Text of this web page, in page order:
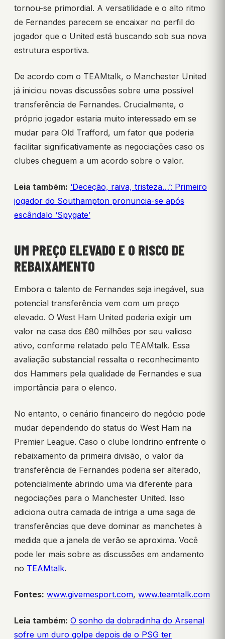
tornou-se primordial. A versatilidade e o alto ritmo
de Fernandes parecem se encaixar no perfil do
jogador que o United está buscando sob sua nova
estrutura esportiva.
De acordo com o TEAMtalk, o Manchester United
já iniciou novas discussões sobre uma possível
transferência de Fernandes. Crucialmente, o
próprio jogador estaria muito interessado em se
mudar para Old Trafford, um fator que poderia
facilitar significativamente as negociações caso os
clubes cheguem a um acordo sobre o valor.
Leia também: ‘Deceção, raiva, tristeza…’: Primeiro
jogador do Southampton pronuncia-se após
escândalo ‘Spygate’
UM PREÇO ELEVADO E O RISCO DE
REBAIXAMENTO
Embora o talento de Fernandes seja inegável, sua
potencial transferência vem com um preço
elevado. O West Ham United poderia exigir um
valor na casa dos £80 milhões por seu valioso
ativo, conforme relatado pelo TEAMtalk. Essa
avaliação substancial ressalta o reconhecimento
dos Hammers pela qualidade de Fernandes e sua
importância para o elenco.
No entanto, o cenário financeiro do negócio pode
mudar dependendo do status do West Ham na
Premier League. Caso o clube londrino enfrente o
rebaixamento da primeira divisão, o valor da
transferência de Fernandes poderia ser alterado,
potencialmente abrindo uma via diferente para
negociações para o Manchester United. Isso
adiciona outra camada de intriga a uma saga de
transferências que deve dominar as manchetes à
medida que a janela de verão se aproxima. Você
pode ler mais sobre as discussões em andamento
no TEAMtalk.
Fontes: www.givemesport.com, www.teamtalk.com
Leia também: O sonho da dobradinha do Arsenal
sofre um duro golpe depois de o PSG ter